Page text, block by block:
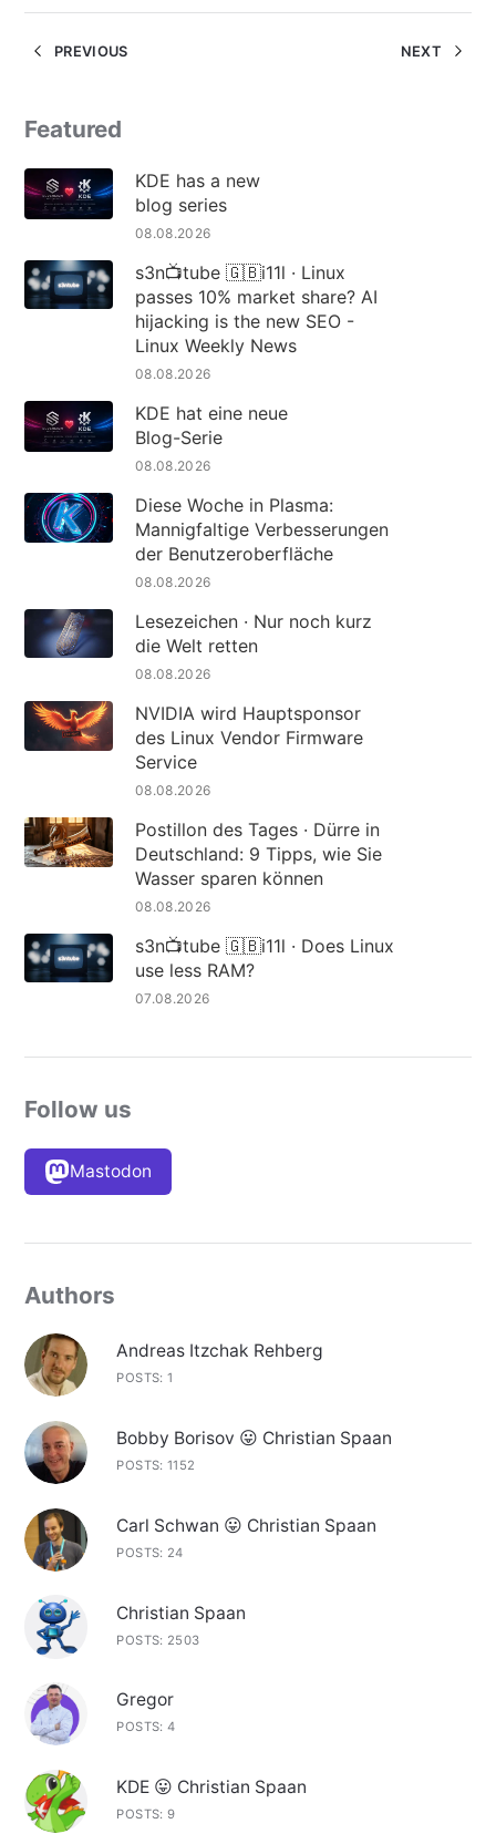
PREVIOUS NEXT
Featured
KDE has a new
blog series
08.08.2026
s3n📺tube 🇬🇧i11l · Linux
passes 10% market share? AI
hijacking is the new SEO -
Linux Weekly News
08.08.2026
KDE hat eine neue
Blog-Serie
08.08.2026
Diese Woche in Plasma:
Mannigfaltige Verbesserungen
der Benutzeroberfläche
08.08.2026
Lesezeichen · Nur noch kurz
die Welt retten
08.08.2026
NVIDIA wird Hauptsponsor
des Linux Vendor Firmware
Service
08.08.2026
Postillon des Tages · Dürre in
Deutschland: 9 Tipps, wie Sie
Wasser sparen können
08.08.2026
s3n📺tube 🇬🇧i11l · Does Linux
use less RAM?
07.08.2026
Follow us
Mastodon
Authors
Andreas Itzchak Rehberg
POSTS: 1
Bobby Borisov 😛 Christian Spaan
POSTS: 1152
Carl Schwan 😛 Christian Spaan
POSTS: 24
Christian Spaan
POSTS: 2503
Gregor
POSTS: 4
KDE 😛 Christian Spaan
POSTS: 9